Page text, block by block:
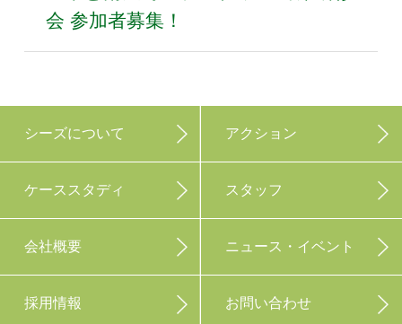
会 参加者募集！
シーズについて アクション
ケーススタディ スタッフ
会社概要 ニュース・イベント
採用情報 お問い合わせ